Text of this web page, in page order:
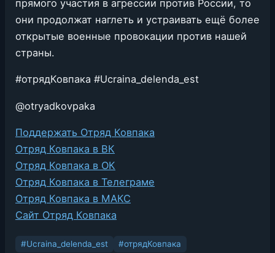
прямого участия в агрессии против России, то
они продолжат наглеть и устраивать ещё более
открытые военные провокации против нашей
страны.
#отрядКовпака #Ucraina_delenda_est
@otryadkovpaka
Поддержать Отряд Ковпака
Отряд Ковпака в ВК
Отряд Ковпака в ОК
Отряд Ковпака в Телеграме
Отряд Ковпака в МАКС
Сайт Отряд Ковпака
#Ucraina_delenda_est #отрядКовпака